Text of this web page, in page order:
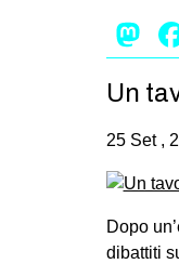
Un
25 Set ,
Dopo
dibattiti